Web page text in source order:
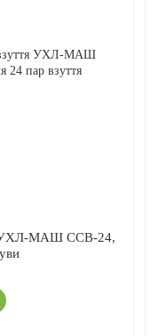
УХЛ-МАШ ССВ-24,